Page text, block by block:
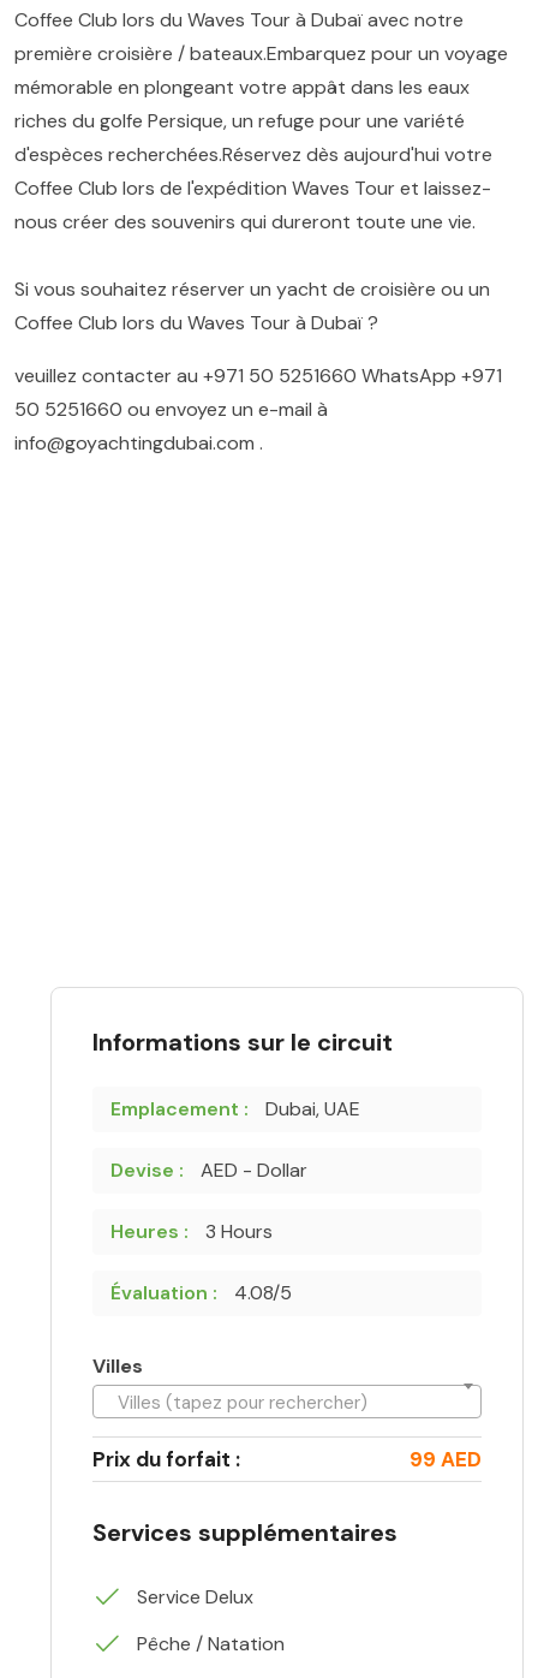
Coffee Club lors du Waves Tour à Dubaï avec notre
première croisière / bateaux.Embarquez pour un voyage
mémorable en plongeant votre appât dans les eaux
riches du golfe Persique, un refuge pour une variété
d'espèces recherchées.Réservez dès aujourd'hui votre
Coffee Club lors de l'expédition Waves Tour et laissez-
nous créer des souvenirs qui dureront toute une vie.
Si vous souhaitez réserver un yacht de croisière ou un
Coffee Club lors du Waves Tour à Dubaï ?
veuillez contacter au +971 50 5251660 WhatsApp +971
50 5251660 ou envoyez un e-mail à
info@goyachtingdubai.com .
Informations sur le circuit
Emplacement : Dubai, UAE
Devise : AED - Dollar
Heures : 3 Hours
Évaluation : 4.08/5
Villes
Villes (tapez pour rechercher)
Prix du forfait : 99 AED
Services supplémentaires
Service Delux
Pêche / Natation